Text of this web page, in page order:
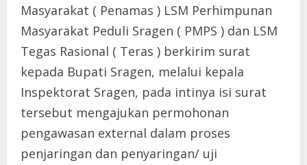
Masyarakat ( Penamas ) LSM Perhimpunan
Masyarakat Peduli Sragen ( PMPS ) dan LSM
Tegas Rasional ( Teras ) berkirim surat
kepada Bupati Sragen, melalui kepala
Inspektorat Sragen, pada intinya isi surat
tersebut mengajukan permohonan
pengawasan external dalam proses
penjaringan dan penyaringan/ uji